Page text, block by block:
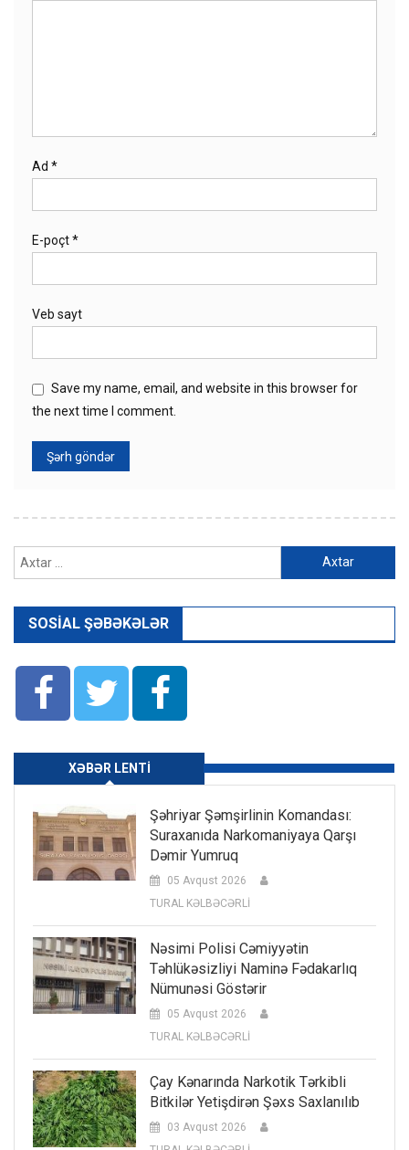
Ad *
E-poçt*
Veb sayt
Save my name, email, and website in this browser for
the next time I comment.
SOSIAL ŞƏBƏKƏLƏR
XƏBƏR LENTI
Şəhriyar Şəmşirlinin Komandası:
Suraxanıda Narkomaniyaya Qarşı
Dəmir Yumruq
05 Avqust 2026
TURAL KƏLBƏCƏRLİ
Nəsimi Polisi Cəmiyyətin
Təhlükəsizliyi Naminə Fədakarlıq
Nümunəsi Göstərir
05 Avqust 2026
TURAL KƏLBƏCƏRLİ
Çay Kənarında Narkotik Tərkibli
Bitkilər Yetişdirən Şəxs Saxlanılıb
03 Avqust 2026